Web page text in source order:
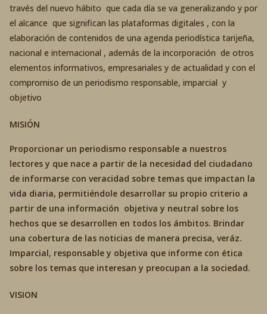
través del nuevo hábito que cada día se va generalizando y por
el alcance que significan las plataformas digitales , con la
elaboración de contenidos de una agenda periodística tarijeña,
nacional e internacional , además de la incorporación de otros
elementos informativos, empresariales y de actualidad y con el
compromiso de un periodismo responsable, imparcial y
objetivo
MISIÓN
Proporcionar un periodismo responsable a nuestros
lectores y que nace a partir de la necesidad del ciudadano
de informarse con veracidad sobre temas que impactan la
vida diaria, permitiéndole desarrollar su propio criterio a
partir de una información objetiva y neutral sobre los
hechos que se desarrollen en todos los ámbitos. Brindar
una cobertura de las noticias de manera precisa, veráz.
Imparcial, responsable y objetiva que informe con ética
sobre los temas que interesan y preocupan a la sociedad.
VISION